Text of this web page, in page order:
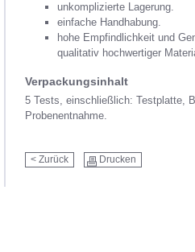
unkomplizierte Lagerung.
einfache Handhabung.
hohe Empfindlichkeit und
qualitativ hochwertiger
Verpackungsinhalt
5 Tests, einschließlich: Testplatte,
Probenentnahme.
< Zurück Drucken